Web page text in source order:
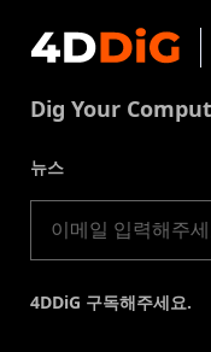
중복 파일 제거
이용약권
쿠키정책(업데이트됨)
문의
제품 가이드
Dig Your
뉴스
4DDiG 구독해주세요.